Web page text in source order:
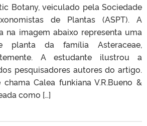
Botany, veiculado pela Sociedade
de Plantas (ASPT). A
na imagem abaixo representa uma
planta da família Asteraceae,
A estudante ilustrou a
pesquisadores autores do artigo.
Calea funkiana V.R.Bueno &
como […]